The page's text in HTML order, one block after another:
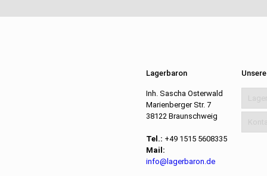
Lagerbaron
Inh. Sascha Osterwald
Marienberger Str. 7
38122 Braunschweig
Tel.: +49 1515 5608335
Mail:
info@lagerbaron.de